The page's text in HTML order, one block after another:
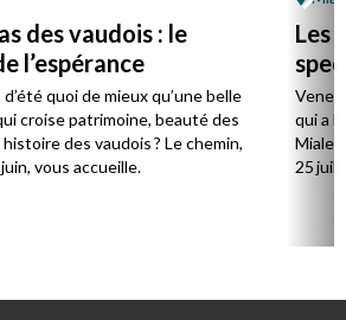
des vaudois : le
l’espérance
quoi de mieux qu’une belle
croise patrimoine, beauté des
des vaudois ? Le chemin,
vous accueille.
Les
qui a
25